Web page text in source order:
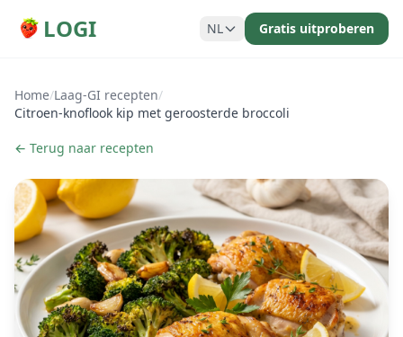
LOGI NL Gratis uitproberen
Home/Laag-GI recepten/
Citroen-knoflook kip met geroosterde broccoli
← Terug naar recepten